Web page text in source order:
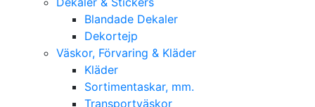
Blandade Dekaler
Dekortejp
Väskor, Förvaring & Kläder
Kläder
Sortimentaskar, mm.
Transportväskor